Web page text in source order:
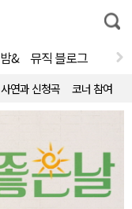
통
합
밤& 뮤직 블로그
사연과 신청곡 코너 참여